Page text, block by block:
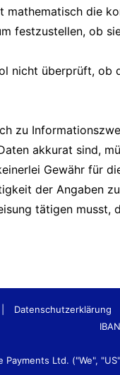
mathematisch die
festzustellen, ob
nicht überprüft, ob
zu
akkurat sind,
Gewähr für
der Angaben
tätigen musst,
Datenschutzerklärung
Payments Ltd. ("We",